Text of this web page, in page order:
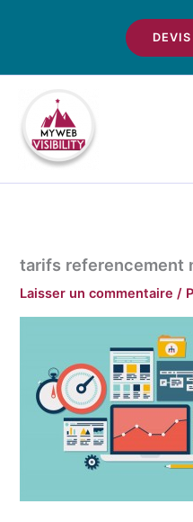
tarifs referencement
Laisser un commentaire /